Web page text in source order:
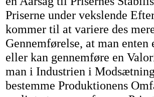
Priserne under vekslende
kommer til at variere des
Gennemførelse, at man
eller kan gennemføre en
man i Industrien i
bestemme Produktionens